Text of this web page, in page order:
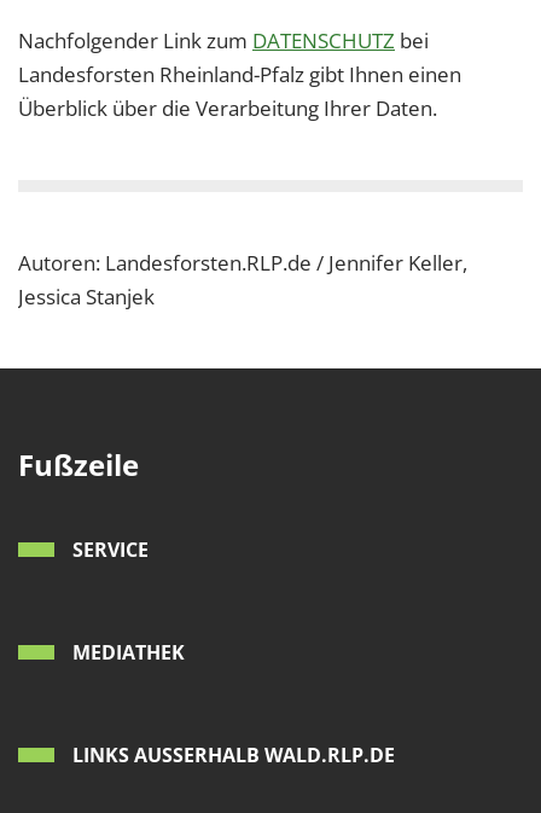
Nachfolgender Link zum DATENSCHUTZ bei
Landesforsten Rheinland-Pfalz gibt Ihnen einen
Überblick über die Verarbeitung Ihrer Daten.
Autoren: Landesforsten.RLP.de / Jennifer Keller,
Jessica Stanjek
Fußzeile
SERVICE
MEDIATHEK
LINKS AUSSERHALB WALD.RLP.DE